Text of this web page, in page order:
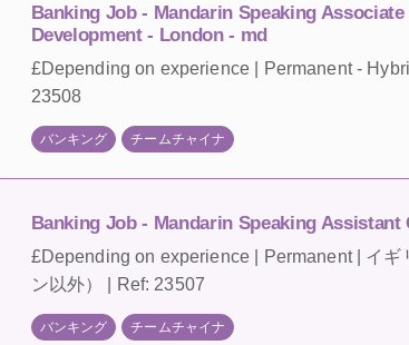
Banking Job - Mandarin Speaking
Development - London - md
£Depending on experience | Permanent -
23508
バンキング チームチャイナ
Banking Job - Mandarin Speaking
£Depending on experience | Permanent | イギ
ン以外） | Ref: 23507
バンキング チームチャイナ